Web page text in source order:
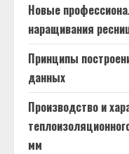
Новые
наращивания
Принципы
данных
Производство и
мм